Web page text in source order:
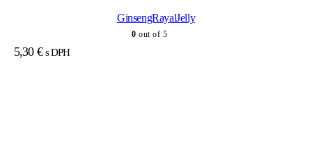
GinsengRayalJelly
0 out of 5
5,30 € s DPH